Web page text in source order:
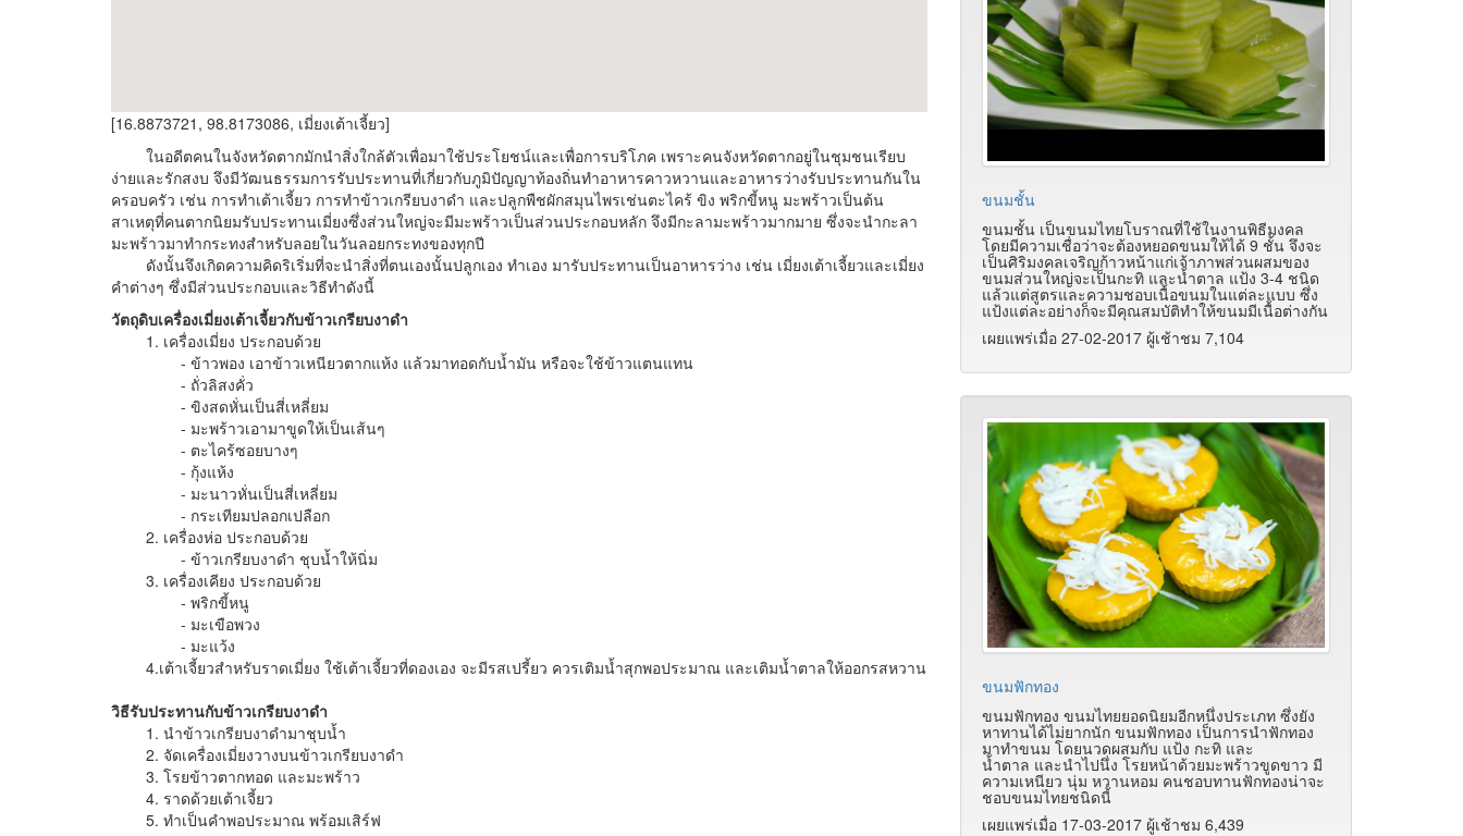
[16.8873721, 98.8173086, เมี่ยงเต้าเจี้ยว]
ในอดีตคนในจังหวัดตากมักนำสิ่งใกล้ตัวเพื่อมาใช้ประโยชน์และเพื่อการบริโภค เพราะคนจังหวัดตากอยู่ในชุมชนเรียบ
ง่ายและรักสงบ จึงมีวัฒนธรรมการรับประทานที่เกี่ยวกับภูมิปัญญาท้องถิ่นทำอาหารคาวหวานและอาหารว่างรับประทานกันใน
ครอบครัว เช่น การทำเต้าเจี้ยว การทำข้าวเกรียบงาดำ และปลูกพืชผักสมุนไพรเช่นตะไคร้ ขิง พริกขี้หนู มะพร้าวเป็นต้น
สาเหตุที่คนตากนิยมรับประทานเมี่ยงซึ่งส่วนใหญ่จะมีมะพร้าวเป็นส่วนประกอบหลัก จึงมีกะลามะพร้าวมากมาย ซึ่งจะนำกะลา
มะพร้าวมาทำกระทงสำหรับลอยในวันลอยกระทงของทุกปี
ดังนั้นจึงเกิดความคิดริเริ่มที่จะนำสิ่งที่ตนเองนั้นปลูกเอง ทำเอง มารับประทานเป็นอาหารว่าง เช่น เมี่ยงเต้าเจี้ยวและเมี่ยง
คำต่างๆ ซึ่งมีส่วนประกอบและวิธีทำดังนี้
วัตถุดิบเครื่องเมี่ยงเต้าเจี้ยวกับข้าวเกรียบงาดำ
1. เครื่องเมี่ยง ประกอบด้วย
- ข้าวพอง เอาข้าวเหนียวตากแห้ง แล้วมาทอดกับน้ำมัน หรือจะใช้ข้าวแตนแทน
- ถั่วลิสงคั่ว
- ขิงสดหั่นเป็นสี่เหลี่ยม
- มะพร้าวเอามาขูดให้เป็นเส้นๆ
- ตะไคร้ซอยบางๆ
- กุ้งแห้ง
- มะนาวหั่นเป็นสี่เหลี่ยม
- กระเทียมปลอกเปลือก
2. เครื่องห่อ ประกอบด้วย
- ข้าวเกรียบงาดำ ชุบน้ำให้นิ่ม
3. เครื่องเคียง ประกอบด้วย
- พริกขี้หนู
- มะเขือพวง
- มะแว้ง
4.เต้าเจี้ยวสำหรับราดเมี่ยง ใช้เต้าเจี้ยวที่ดองเอง จะมีรสเปรี้ยว ควรเติมน้ำสุกพอประมาณ และเติมน้ำตาลให้ออกรสหวาน
วิธีรับประทานกับข้าวเกรียบงาดำ
1. นำข้าวเกรียบงาดำมาชุบน้ำ
2. จัดเครื่องเมี่ยงวางบนข้าวเกรียบงาดำ
3. โรยข้าวตากทอด และมะพร้าว
4. ราดด้วยเต้าเจี้ยว
5. ทำเป็นคำพอประมาณ พร้อมเสิร์ฟ
ขนมชั้น
ขนมชั้น เป็นขนมไทยโบราณที่ใช้ในงานพิธีมงคล
โดยมีความเชื่อว่าจะต้องหยอดขนมให้ได้ 9 ชั้น จึงจะ
เป็นศิริมงคลเจริญก้าวหน้าแก่เจ้าภาพส่วนผสมของ
ขนมส่วนใหญ่จะเป็นกะทิ และน้ำตาล แป้ง 3-4 ชนิด
แล้วแต่สูตรและความชอบเนื้อขนมในแต่ละแบบ ซึ่ง
แป้งแต่ละอย่างก็จะมีคุณสมบัติทำให้ขนมมีเนื้อต่างกัน
เผยแพร่เมื่อ 27-02-2017 ผู้เช้าชม 7,104
ขนมฟักทอง
ขนมฟักทอง ขนมไทยยอดนิยมอีกหนึ่งประเภท ซึ่งยัง
หาทานได้ไม่ยากนัก ขนมฟักทอง เป็นการนำฟักทอง
มาทำขนม โดยนวดผสมกับ แป้ง กะทิ และ
น้ำตาล และนำไปนึ่ง โรยหน้าด้วยมะพร้าวขูดขาว มี
ความเหนียว นุ่ม หวานหอม คนชอบทานฟักทองน่าจะ
ชอบขนมไทยชนิดนี้
เผยแพร่เมื่อ 17-03-2017 ผู้เช้าชม 6,439